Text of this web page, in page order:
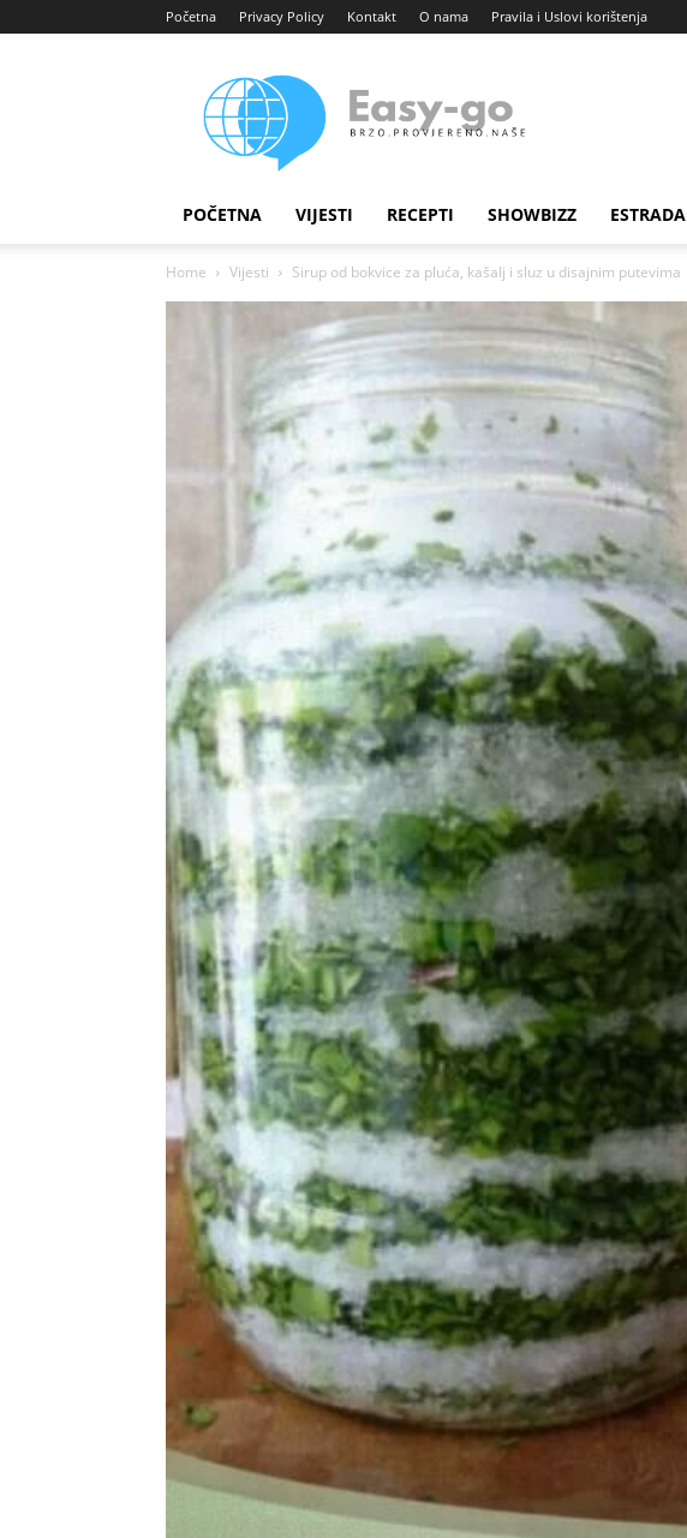
Početna Privacy Policy Kontakt O nama Pravila i Uslovi korištenja
portal
POČETNA VIJESTI RECEPTI SHOWBIZZ ESTRADA
Home Vijesti Sirup od bokvice za pluća, kašalj i sluz u disajnim putevima